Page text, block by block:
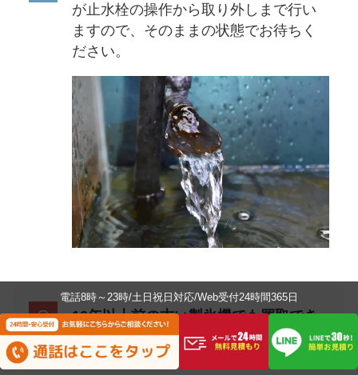
が止水栓の操作から取り外しまで行い
ますので、そのままの状態でお待ちく
ださい。
10年以上前の古い製氷機でも買取でき
ますか？
電話8時～23時/土日祝日対応/Web受付24時間365日